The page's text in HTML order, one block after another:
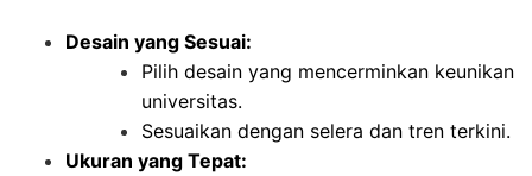
Desain yang Sesuai:
Pilih desain yang mencerminkan keunikan
universitas.
Sesuaikan dengan selera dan tren terkini.
Ukuran yang Tepat: